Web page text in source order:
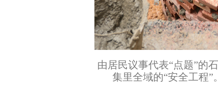
由居民议事代表“点题”的
集里全域的“安全工程